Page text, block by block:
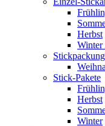
Herbst
Winter
Stick-Pakete
Herbst
Winter